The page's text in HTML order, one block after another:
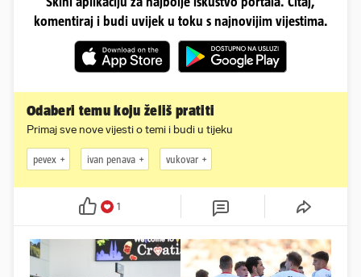
komentiraj i budi uvijek u toku s najnovijim vijestima.
Odaberi temu koju želiš pratiti
Primaj sve nove vijesti o temi i budi u tijeku
pevex ivan penava vukovar
1